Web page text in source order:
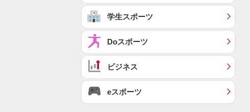
学生スポーツ
Doスポーツ
ビジネス
eスポーツ